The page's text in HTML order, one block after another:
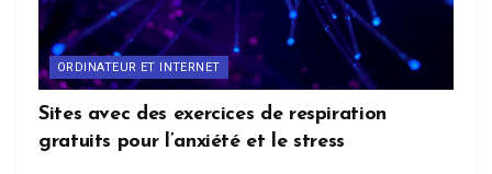
ORDINATEUR ET INTERNET
Sites avec des exercices de respiration
gratuits pour l’anxiété et le stress